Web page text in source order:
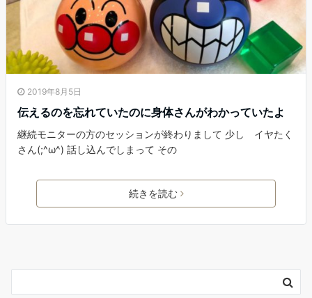
2019年8月5日
伝えるのを忘れていたのに身体さんがわかっていたよ
継続モニターの方のセッションが終わりまして 少し イヤたく
さん(;^ω^) 話し込んでしまって その
続きを読む